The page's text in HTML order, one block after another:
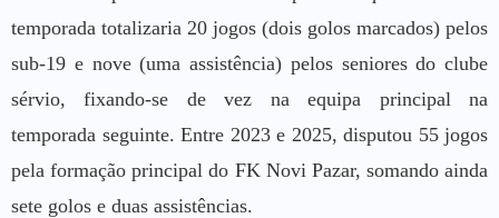
temporada totalizaria 20 jogos (dois golos marcados) pelos
sub-19 e nove (uma assistência) pelos seniores do clube
sérvio, fixando-se de vez na equipa principal na
temporada seguinte. Entre 2023 e 2025, disputou 55 jogos
pela formação principal do FK Novi Pazar, somando ainda
sete golos e duas assistências.